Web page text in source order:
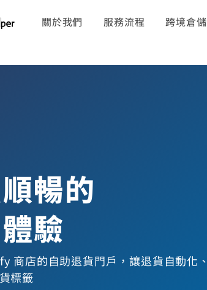
關於我們 服務流程 跨境倉
暢的
驗
商店的自助退貨門戶，讓退貨自動化
標籤